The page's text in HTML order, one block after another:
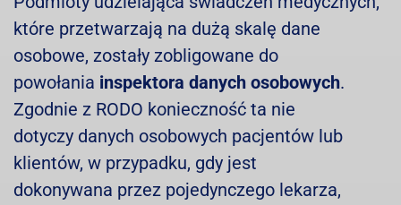
które przetwarzają na dużą skalę dane
osobowe, zostały zobligowane do
powołania inspektora danych osobowych.
Zgodnie z RODO konieczność ta nie
dotyczy danych osobowych pacjentów lub
klientów, w przypadku, gdy jest
dokonywana przez pojedynczego lekarza,